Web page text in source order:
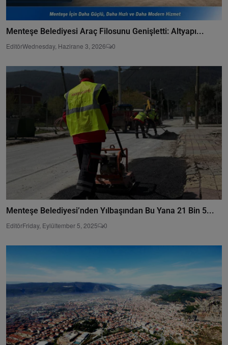
Menteşe Belediyesi Araç Filosunu Genişletti: Altyapı...
EditörWednesday, Hazirane 3, 2026 0
Menteşe Belediyesi’nden Yılbaşından Bu Yana 21 Bin 5...
EditörFriday, Eylültember 5, 2025 0